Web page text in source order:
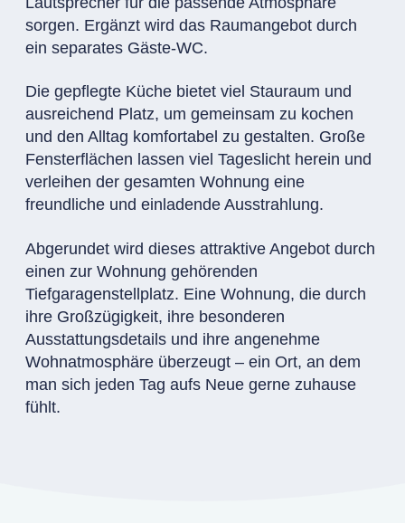
sorgen. Ergänzt wird das Raumangebot durch
ein separates Gäste-WC.
Die gepflegte Küche bietet viel Stauraum und
ausreichend Platz, um gemeinsam zu kochen
und den Alltag komfortabel zu gestalten. Große
Fensterflächen lassen viel Tageslicht herein und
verleihen der gesamten Wohnung eine
freundliche und einladende Ausstrahlung.
Abgerundet wird dieses attraktive Angebot durch
einen zur Wohnung gehörenden
Tiefgaragenstellplatz. Eine Wohnung, die durch
ihre Großzügigkeit, ihre besonderen
Ausstattungsdetails und ihre angenehme
Wohnatmosphäre überzeugt – ein Ort, an dem
man sich jeden Tag aufs Neue gerne zuhause
fühlt.